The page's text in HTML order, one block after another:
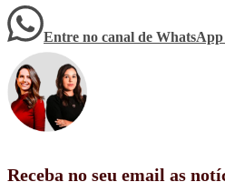
Entre no canal de WhatsApp
Receba no seu email as